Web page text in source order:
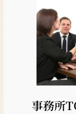
事務所